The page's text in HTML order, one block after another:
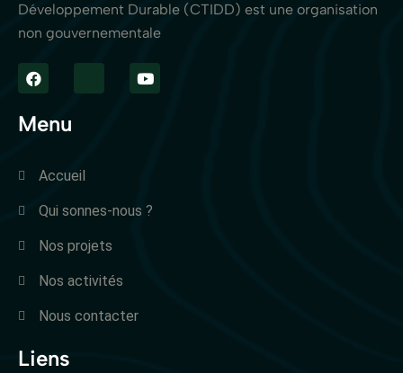
Développement Durable (CTIDD) est une organisation
non gouvernementale
Menu
Accueil
Qui sonnes-nous ?
Nos projets
Nos activités
Nous contacter
Liens